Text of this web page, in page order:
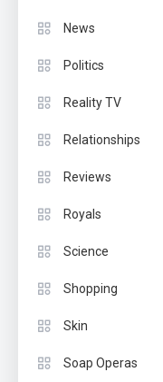
News
Politics
Reality TV
Relationships
Reviews
Royals
Science
Shopping
Skin
Soap Operas